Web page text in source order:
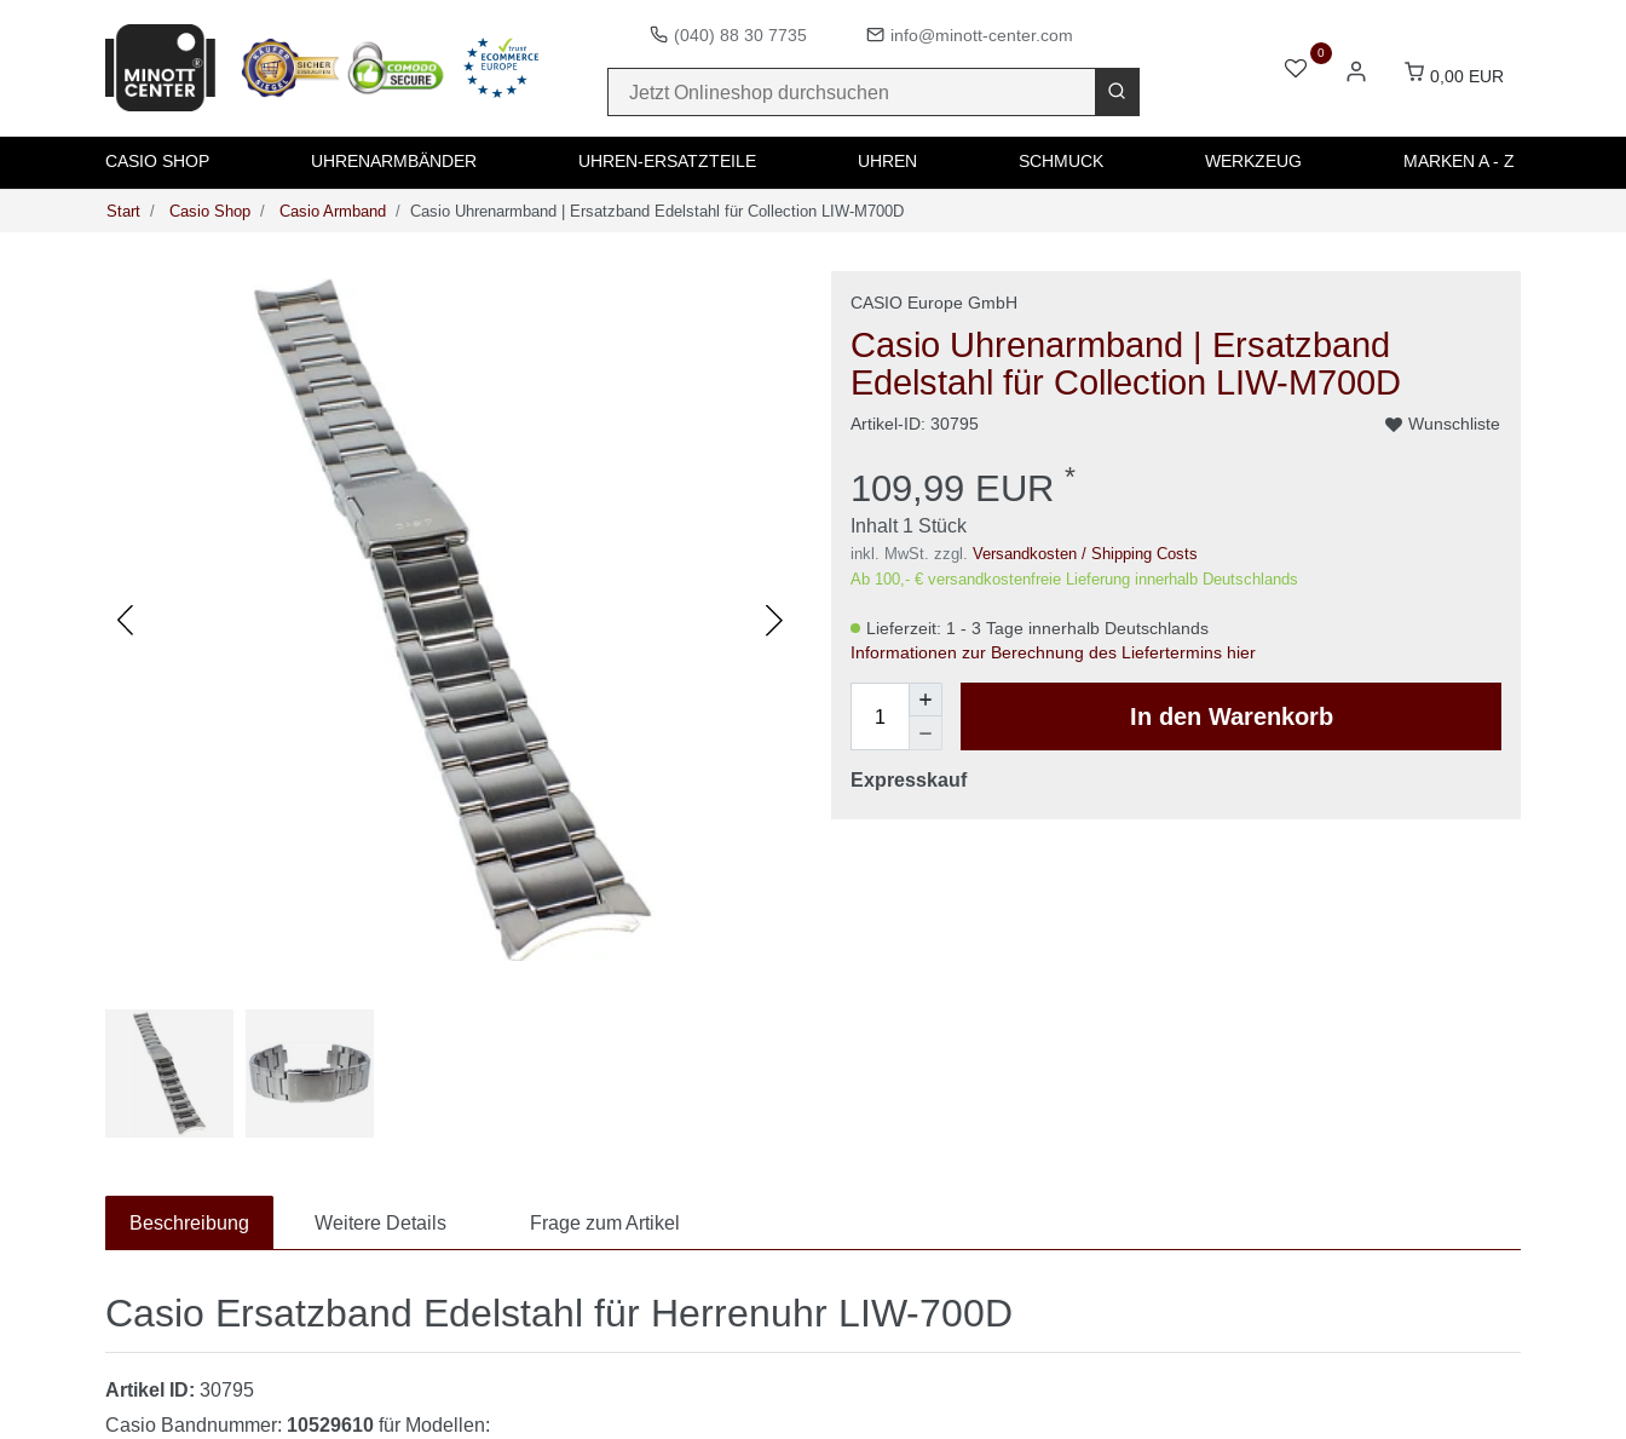
(040) 88 30 7735 info@minott-center.com
0
0,00 EUR
CASIO SHOP UHRENARMBÄNDER UHREN-ERSATZTEILE UHREN SCHMUCK WERKZEUG MARKEN A - Z
Casio Shop Casio Armband Casio Uhrenarmband | Ersatzband Edelstahl für Collection LIW-M700D
CASIO Europe GmbH
Casio Uhrenarmband | Ersatzband
Edelstahl für Collection LIW-M700D
Artikel-ID: 30795 Wunschliste
109,99 EUR *
Inhalt 1 Stück
inkl. MwSt. zzgl. Versandkosten / Shipping Costs
Ab 100,- € versandkostenfreie Lieferung innerhalb Deutschlands
Lieferzeit: 1 - 3 Tage innerhalb Deutschlands
Informationen zur Berechnung des Liefertermins hier
In den Warenkorb
Expresskauf
Beschreibung Weitere Details Frage zum Artikel
Casio Ersatzband Edelstahl für Herrenuhr LIW-700D
Artikel ID: 30795
Casio Bandnummer: 10529610 für Modellen: